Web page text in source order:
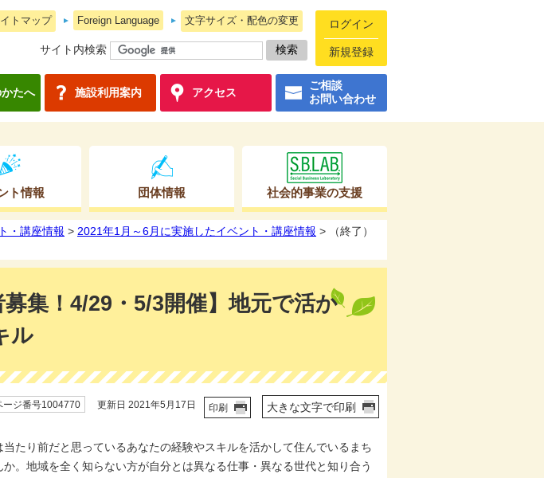
トマップ Foreign Language 文字サイズ・配色の変更 ログイン
新規登録
サイト内検索
たへ 施設利用案内 アクセス
ご相談
お問い合わせ
ト情報 団体情報 社会的事業の支援
・講座情報 > 2021年1月～6月に実施したイベント・講座情報 > （終了）
募集！4/29・5/3開催】地元で活か
ル
ージ番号1004770 更新日 2021年5月17日 印刷 大きな文字で印刷
たり前だと思っているあなたの経験やスキルを活かして住んでいるまち
。地域を全く知らない方が自分とは異なる仕事・異なる世代と知り合う